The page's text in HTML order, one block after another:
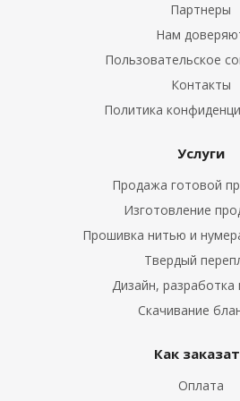
Партнеры
Нам
Пользовательское
Контакты
Политика
Услуги
Продажа готовой
Изготовление
Прошивка нитью и
Твердый
Дизайн, разработка
Скачивание
Как
Оплата